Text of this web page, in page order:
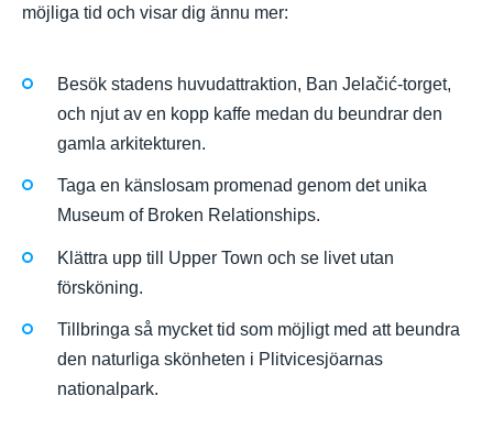
möjliga tid och visar dig ännu mer:
Besök stadens huvudattraktion, Ban Jelačić-torget,
och njut av en kopp kaffe medan du beundrar den
gamla arkitekturen.
Taga en känslosam promenad genom det unika
Museum of Broken Relationships.
Klättra upp till Upper Town och se livet utan
försköning.
Tillbringa så mycket tid som möjligt med att beundra
den naturliga skönheten i Plitvicesjöarnas
nationalpark.